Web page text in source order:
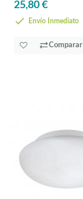
25,80 €
Envío Inmediato
Comparar